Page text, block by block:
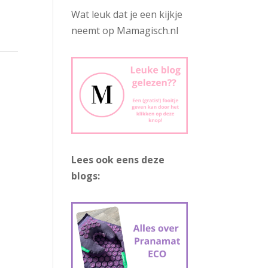
Wat leuk dat je een kijkje
neemt op Mamagisch.nl
Lees ook eens deze
blogs: